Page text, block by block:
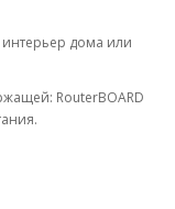
дома или
RouterBOARD